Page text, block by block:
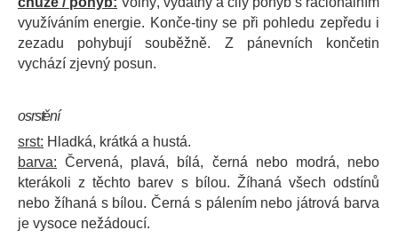
využíváním energie. Konče-tiny se při pohledu zepředu i
zezadu pohybují souběžně. Z pánevních končetin
vychází zjevný posun.
osrstění
srst: Hladká, krátká a hustá.
barva: Červená, plavá, bílá, černá nebo modrá, nebo
kterákoli z těchto barev s bílou. Žíhaná všech odstínů
nebo žíhaná s bílou. Černá s pálením nebo játrová barva
je vysoce nežádoucí.